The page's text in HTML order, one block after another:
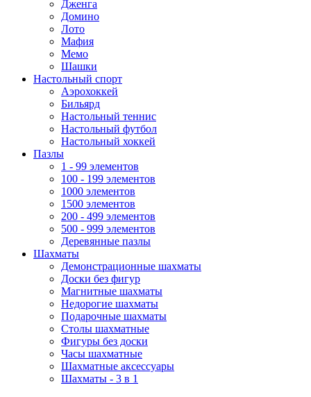
Дженга
Домино
Лото
Мафия
Мемо
Шашки
Настольный спорт
Аэрохоккей
Бильярд
Настольный теннис
Настольный футбол
Настольный хоккей
Пазлы
1 - 99 элементов
100 - 199 элементов
1000 элементов
1500 элементов
200 - 499 элементов
500 - 999 элементов
Деревянные пазлы
Шахматы
Демонстрационные шахматы
Доски без фигур
Магнитные шахматы
Недорогие шахматы
Подарочные шахматы
Столы шахматные
Фигуры без доски
Часы шахматные
Шахматные аксессуары
Шахматы - 3 в 1